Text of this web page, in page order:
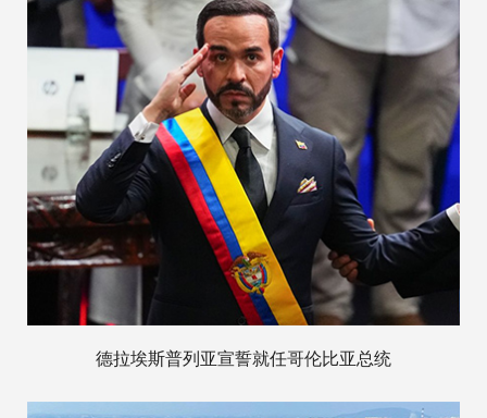
德拉埃斯普列亚宣誓就任哥伦比亚总统